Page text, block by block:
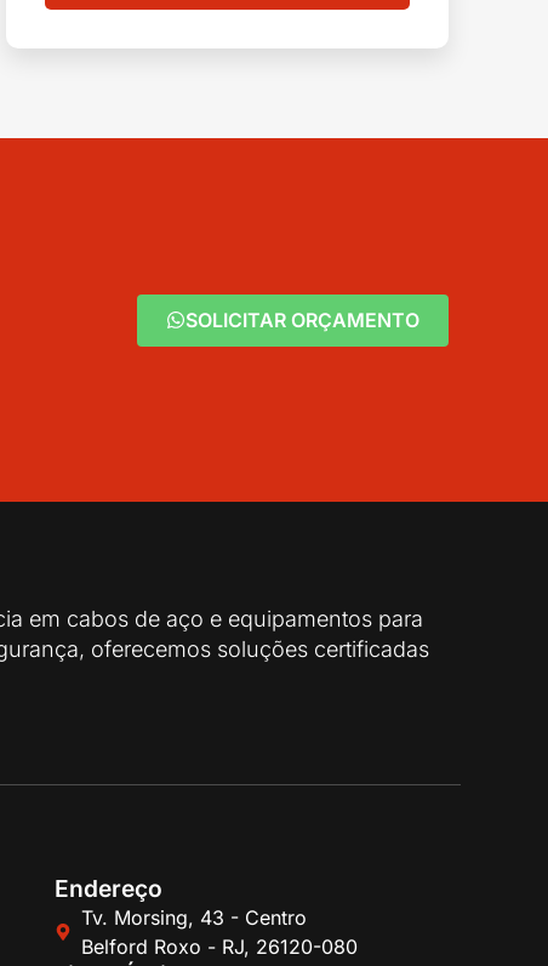
SOLICITAR ORÇAMENTO
em cabos de aço e equipamentos para
oferecemos soluções certificadas
Endereço
Tv. Morsing, 43 - Centro
Belford Roxo - RJ, 26120-080